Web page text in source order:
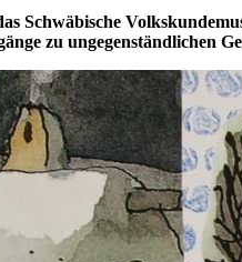
Schwäbische
zu ungegenständlichen